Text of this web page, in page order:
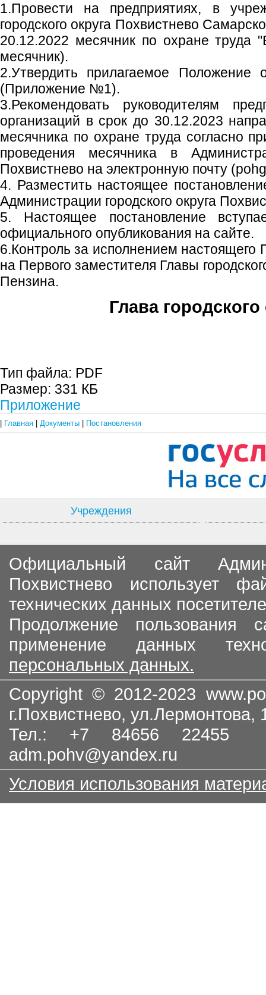
1.Провести на предприятиях, в
городского округа Похвистнево
20.12.2022 месячник по охране труда
месячник).
2.Утвердить прилагаемое Положение
(Приложение №1).
3.Рекомендовать руководителям
организаций в срок до 30.12.2023
месячника по охране труда согласно
проведения месячника в
Похвистнево на электронную почту
4. Разместить настоящее
Администрации городского округа
5. Настоящее постановление
официального опубликования на сайте.
6.Контроль за исполнением настоящего
на Первого заместителя Главы
Пензина.
Глава городского
Тип файла: PDF
Размер: 331 КБ
Приложение
Главная Документы Постановления
Учреждения
Официальный сайт
Похвистнево использует
технических данных
Продолжение пользования
применение данных
персональных данных.
Copyright © 2012-2023
г.Похвистнево, ул.Лермонтова,
Тел.: +7 84656
adm.pohv@yandex.ru
Условия использования